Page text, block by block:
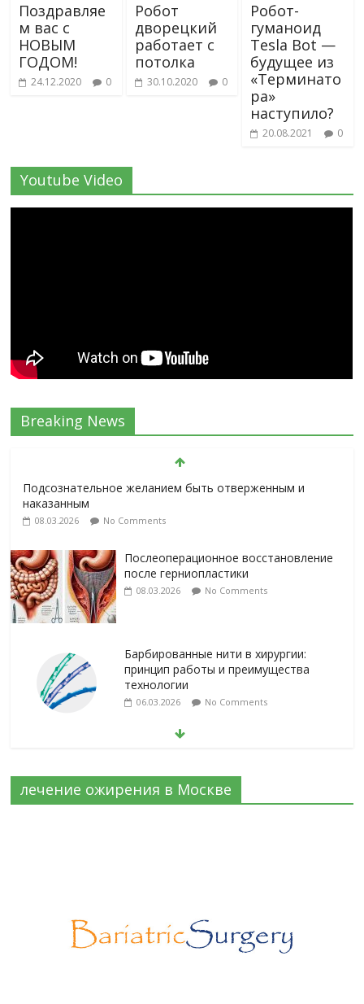
Поздравляе
м вас с
НОВЫМ
ГОДОМ!
24.12.2020 0
Робот
дворецкий
работает с
потолка
30.10.2020 0
Робот-
гуманоид
Tesla Bot —
будущее из
«Терминато
ра»
наступило?
20.08.2021 0
Youtube Video
Breaking News
Подсознательное желанием быть отверженным и
наказанным
08.03.2026 No Comments
Послеоперационное восстановление
после герниопластики
08.03.2026 No Comments
Барбированные нити в хирургии:
принцип работы и преимущества
технологии
06.03.2026 No Comments
02.03.2026
No Comments
лечение ожирения в Москве